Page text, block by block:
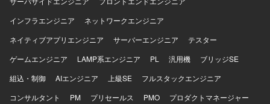
インフラエンジニア
ネットワークエンジニア
ネイティブアプリエンジニア
サーバーエンジニア
テスター
ゲームエンジニア
LAMP系エンジニア PL 汎用機
ブリッジSE
組込・制御
AIエンジニア 上級SE
フルスタックエンジニア
コンサルタント
PM プリセールス PMO
プロダクトマネージャー